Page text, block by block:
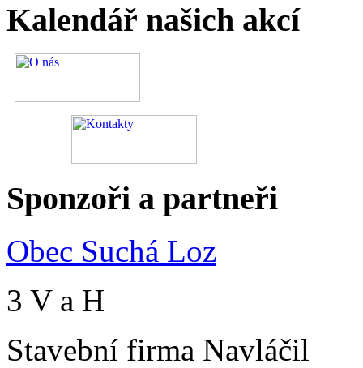
Kalendář našich akcí
Sponzoři a partneři
Obec Suchá Loz
3 V a H
Stavební firma Navláčil